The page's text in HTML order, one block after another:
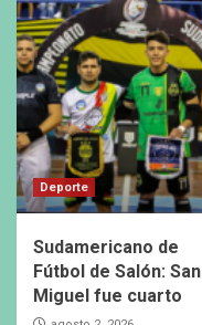
Deporte
Sudamericano de
Fútbol de Salón: San
Miguel fue cuarto